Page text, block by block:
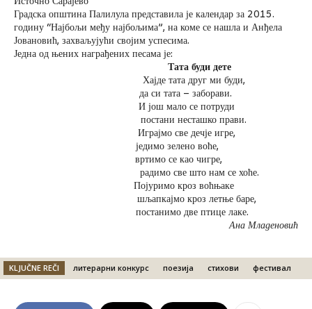
Градска општина Палилула представила је календар за 2015.
годину “Најбољи међу најбољима”, на коме се нашла и Анђела
Јовановић, захваљујући својим успесима.
Једна од њених награђених песама је:
Тата буди дете
Хајде тата друг ми буди,
да си тата – заборави.
И још мало се потруди
постани несташко прави.
Играјмо све дечје игре,
једимо зелено воће,
вртимо се као чигре,
радимо све што нам се хоће.
Појуримо кроз воћњаке
шљапкајмо кроз летње баре,
постанимо две птице лаке.
Ана Младеновић
KLJUČNE REČI литерарни конкурс поезија стихови фестивал